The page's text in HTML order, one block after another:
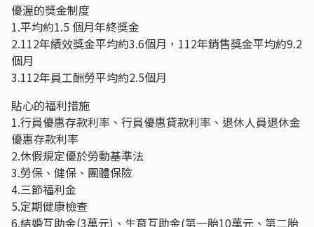
優渥的獎金制度
1.平均約1.5 個月年終獎金
2.112年績效獎金平均約3.6個月，112年銷售獎金平均約9.2
個月
3.112年員工酬勞平均約2.5個月
貼心的福利措施
1.行員優惠存款利率、行員優惠貸款利率、退休人員退休金
優惠存款利率
2.休假規定優於勞動基準法
3.勞保、健保、團體保險
4.三節福利金
5.定期健康檢查
6.結婚互助金(3萬元)、生育互助金(第一胎10萬元、第二胎